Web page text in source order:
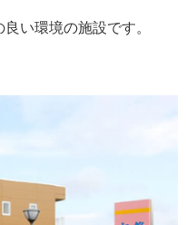
い環境の施設です。